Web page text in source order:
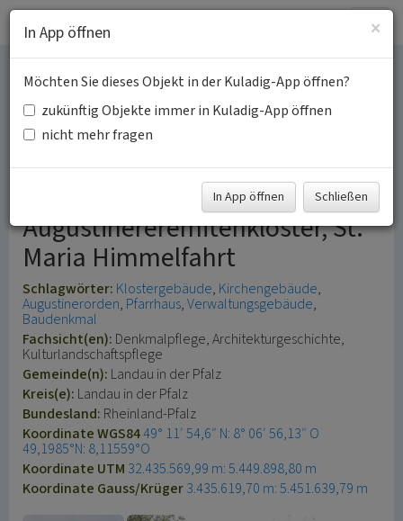
Augustinerkloster mit
Klosterkirche Sankt Maria
in Landau in der Pfalz
Augustinereremitenkloster, St.
Maria Himmelfahrt
Schlagwörter: Klostergebäude Kirchengebäude
Augustinerorden Pfarrhaus Verwaltungsgebäude
Baudenkmal
Fachsicht(en): Denkmalpflege, Architekturgeschichte,
Kulturlandschaftspflege
Gemeinde(n): Landau in der Pfalz
Kreis(e): Landau in der Pfalz
Bundesland: Rheinland-Pfalz
Koordinate WGS8449° 11′ 54,6″ N: 8° 06′ 56,13″ O
49,1985°N: 8,11559°O
Koordinate UTM 32.435.569,99 m: 5.449.898,80 m
Koordinate Gauss/Krüger3.435.619,70 m: 5.451.639,79 m
×
In App öffnen
Möchten Sie dieses Objekt in der Kuladig-App öffnen?
zukünftig Objekte immer in Kuladig-App öffnen
nicht mehr fragen
In App öffnen Schließen